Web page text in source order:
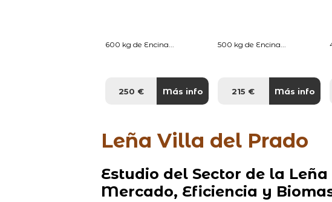
600 kg de Encina...
250 € Más info
500 kg de Encina...
215 € Más info
Leña Villa del Prado
Estudio del Sector de la
Mercado, Eficiencia y